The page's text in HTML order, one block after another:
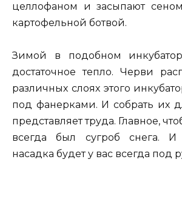
целлофаном и засыпают
картофельной ботвой.
Зимой в подобном
достаточное тепло. Черви
различных слоях этого
под фанерками. И собрать их
представляет труда. Главное,
всегда был сугроб снега. И
насадка будет у вас всегда под